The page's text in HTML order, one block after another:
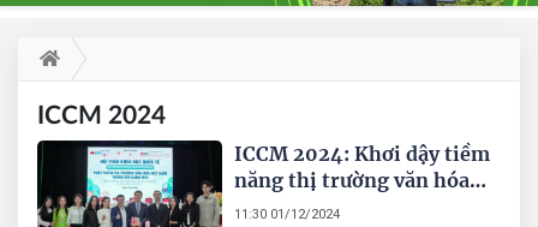
ICCM 2024
ICCM 2024: Khơi dậy tiềm
năng thị trường văn hóa
Việt
11:30 01/12/2024